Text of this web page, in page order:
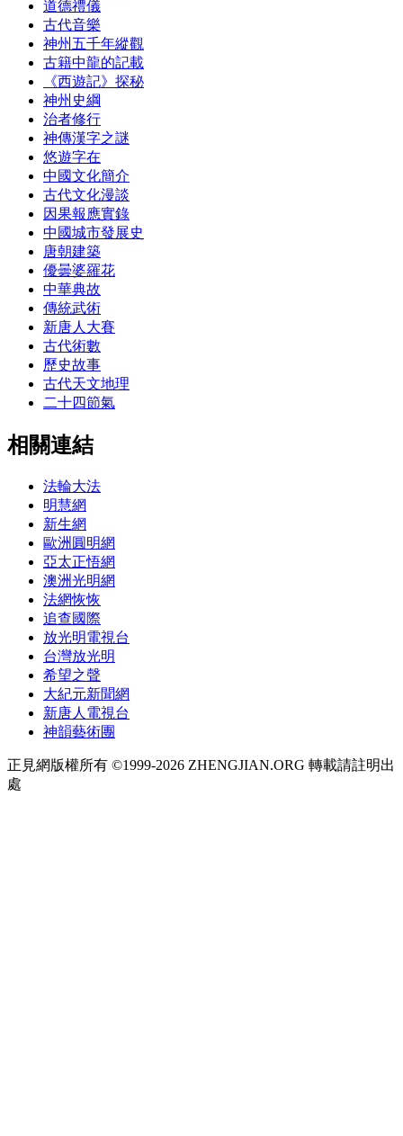
道德禮儀
古代音樂
神州五千年縱觀
古籍中龍的記載
《西遊記》探秘
神州史綱
治者修行
神傳漢字之謎
悠遊字在
中國文化簡介
古代文化漫談
因果報應實錄
中國城市發展史
唐朝建築
優曇婆羅花
中華典故
傳統武術
新唐人大賽
古代術數
歷史故事
古代天文地理
二十四節氣
相關連結
法輪大法
明慧網
新生網
歐洲圓明網
亞太正悟網
澳洲光明網
法網恢恢
追查國際
放光明電視台
台灣放光明
希望之聲
大紀元新聞網
新唐人電視台
神韻藝術團
正見網版權所有 ©1999-2026 ZHENGJIAN.ORG 轉載請註明出
處